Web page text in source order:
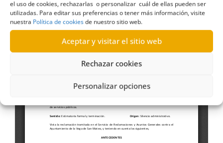
el uso de cookies, rechazarlas o personalizar cuál de ellas pueden ser
utilizadas. Para editar sus preferencias o tener más información, visite
nuestra Política de cookiesde nuestro sitio web.
Aceptar y visitar el sitio web
Rechazar cookies
Personalizar opciones
06-2025)